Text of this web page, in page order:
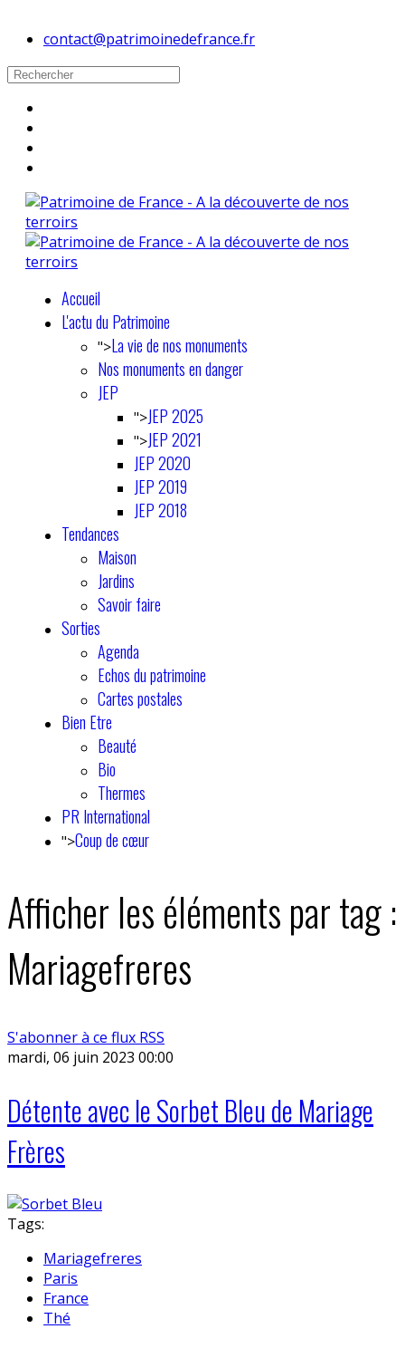
contact@patrimoinedefrance.fr
Accueil
L'actu du Patrimoine
">La vie de nos monuments
Nos monuments en danger
JEP
">JEP 2025
">JEP 2021
JEP 2020
JEP 2019
JEP 2018
Tendances
Maison
Jardins
Savoir faire
Sorties
Agenda
Echos du patrimoine
Cartes postales
Bien Etre
Beauté
Bio
Thermes
PR International
">Coup de cœur
Afficher les éléments par tag :
Mariagefreres
S'abonner à ce flux RSS
mardi, 06 juin 2023 00:00
Détente avec le Sorbet Bleu de Mariage
Frères
Tags:
Mariagefreres
Paris
France
Thé